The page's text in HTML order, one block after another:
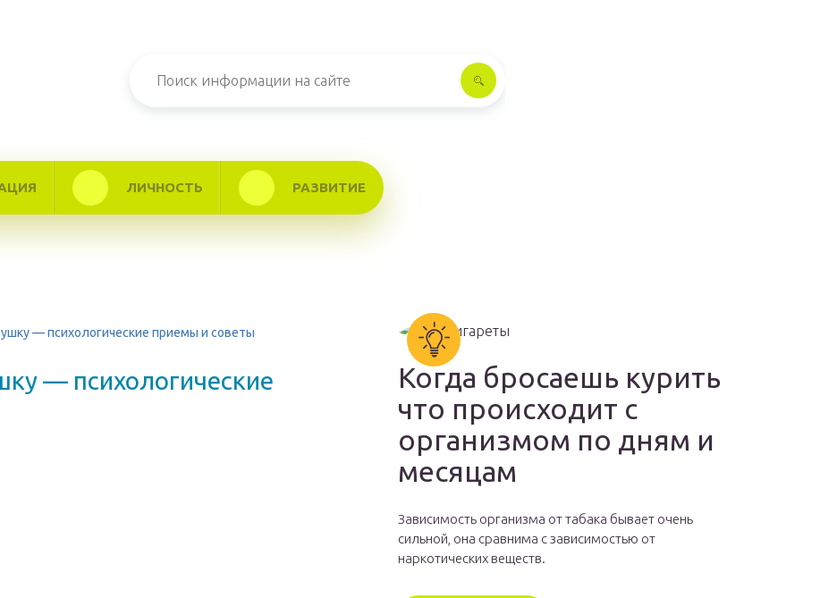
ЛИЧНОСТЬ РАЗВИТИЕ
— психологические приемы и советы
— психологические
Когда бросаешь курить
что происходит с
организмом по дням и
месяцам
Зависимость организма от табака бывает очень
сильной, она сравнима с зависимостью от
наркотических веществ.